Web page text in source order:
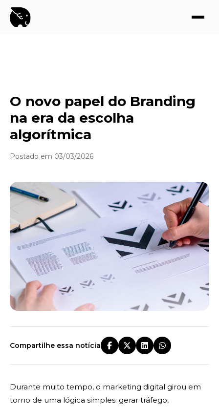
O novo papel do Branding
na era da escolha
algorítmica
Postado em 03/03/2026
Compartilhe essa notícia
Durante muito tempo, o marketing digital girou em
torno de uma lógica simples: gerar tráfego,